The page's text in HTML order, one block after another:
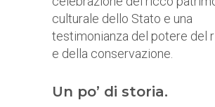
culturale dello Stato e una
testimonianza del potere del
e della conservazione.
Un po’ di storia.